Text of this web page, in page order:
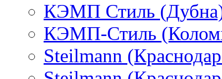
КЭМП Стиль
КЭМП-Стиль
Steilmann